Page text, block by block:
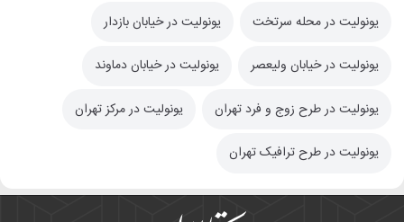
یونولیت در محله سرتخت یونولیت در خیابان بازدار
یونولیت در خیابان ولیعصر یونولیت در خیابان دماوند
یونولیت در طرح زوج و فرد تهران یونولیت در مرکز تهران
یونولیت در طرح ترافیک تهران